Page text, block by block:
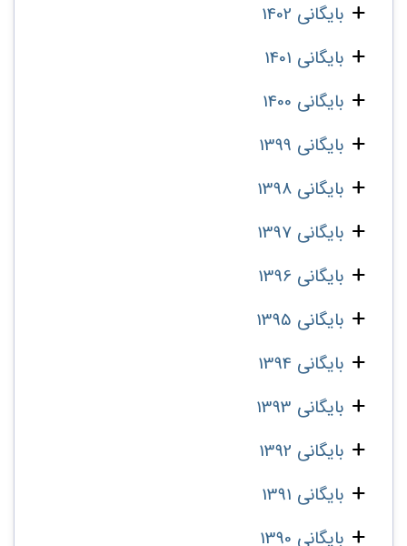
بایگانی 1402
بایگانی 1401
بایگانی 1400
بایگانی 1399
بایگانی 1398
بایگانی 1397
بایگانی 1396
بایگانی 1395
بایگانی 1394
بایگانی 1393
بایگانی 1392
بایگانی 1391
بایگانی 1390